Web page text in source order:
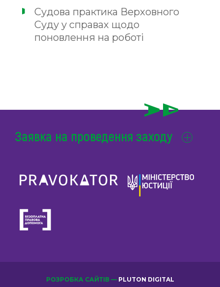
Судова практика Верховного
Суду у справах щодо
поновлення на роботі
Заявка на проведення заходу
РОЗРОБКА САЙТІВ — PLUTON DIGITAL